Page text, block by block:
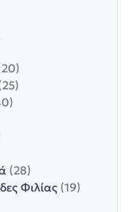
(28)
Φιλίας (19)